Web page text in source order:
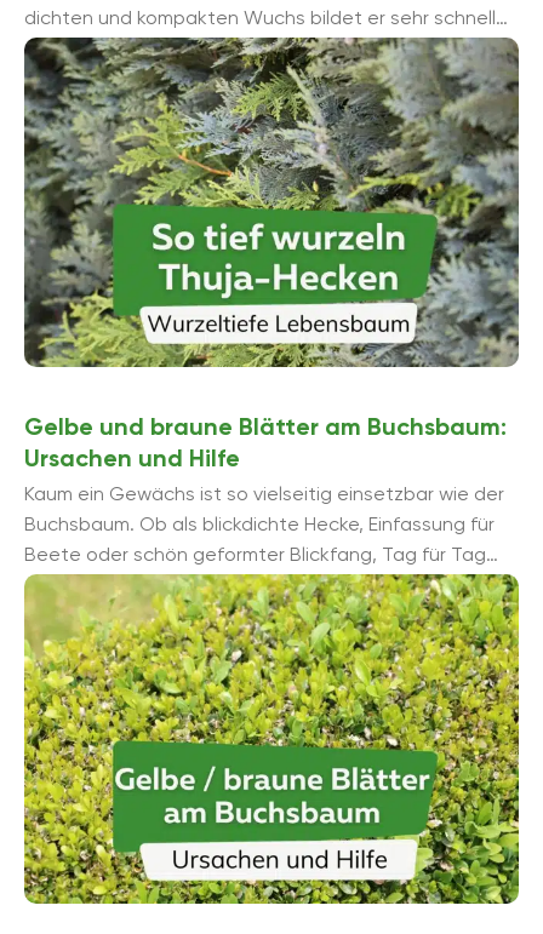
dichten und kompakten Wuchs bildet er sehr schnell
blickdichte Hecken oder lässt sich ...
Gelbe und braune Blätter am Buchsbaum:
Ursachen und Hilfe
Kaum ein Gewächs ist so vielseitig einsetzbar wie der
Buchsbaum. Ob als blickdichte Hecke, Einfassung für
Beete oder schön geformter Blickfang, Tag für Tag
bleibt er ...